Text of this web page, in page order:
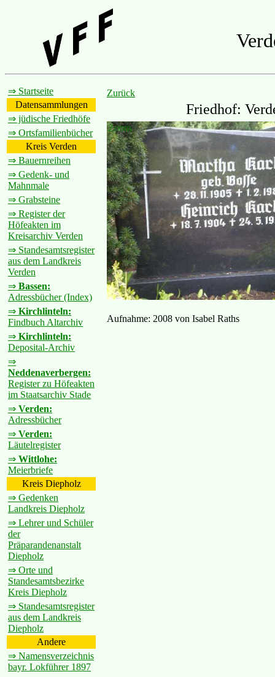
⇒ Startseite
Datensammlungen
⇒ jüdische Friedhöfe
⇒ Ortsfamilienbücher
Kreis Verden
⇒ Bauernreihen
⇒ Gedenk- und
Mahnmale
⇒ Grabsteine
⇒ Register der
Höfeakten im
Kreisarchiv Verden
⇒ Standesamtsregister
aus dem Landkreis
Verden
⇒ Bassen:
Adressbücher (Index)
⇒ Kirchlinteln:
Findbuch Altarchiv
⇒ Kirchlinteln:
Deposital-Archiv
⇒
Neddenaverbergen:
Register zu Höfeakten
im Staatsarchiv Stade
⇒ Verden:
Adressbücher
⇒ Verden:
Läutelregister
⇒ Wittlohe:
Meierbriefe
Kreis Diepholz
⇒ Gedenken
Landkreis Diepholz
⇒ Lehrer und Schüler
der
Präparandenanstalt
Diepholz
⇒ Orte und
Standesamtsbezirke
Kreis Diepholz
⇒ Standesamtsregister
aus dem Landkreis
Diepholz
Andere
⇒ Namensverzeichnis
bayr. Lokführer 1897
Zurück
Friedhof:
Zoom
Aufnahme: 2008 von Isabel Raths